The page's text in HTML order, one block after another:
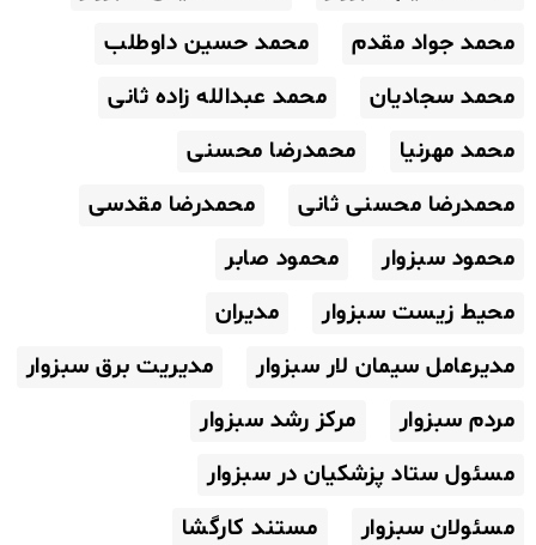
محمد جواد مقدم
محمد حسین داوطلب
محمد سجادیان
محمد عبدالله زاده ثانی
محمد مهرنیا
محمدرضا محسنی
محمدرضا محسنی ثانی
محمدرضا مقدسی
محمود سبزوار
محمود صابر
محیط زیست سبزوار
مدیران
مدیرعامل سیمان لار سبزوار
مدیریت برق سبزوار
مردم سبزوار
مرکز رشد سبزوار
مسئول ستاد پزشکیان در سبزوار
مسئولان سبزوار
مستند کارگشا